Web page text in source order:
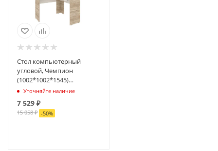
Стол компьютерный
угловой, Чемпион
(1002*1002*1545)
Бардолино/Вудлайн, 40107
Уточняйте наличие
7 529 ₽
15 058₽ -50%